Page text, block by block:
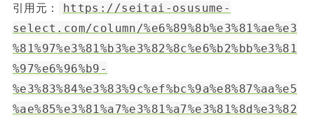
引用元：
https://seitai-osusume-
select.com/column/%e6%89%8b%e3%81%ae%e3
%81%97%e3%81%b3%e3%82%8c%e6%b2%bb%e3%81
%97%e6%96%b9-
%e3%83%84%e3%83%9c%ef%bc%9a%e8%87%aa%e5
%ae%85%e3%81%a7%e3%81%a7%e3%81%8d%e3%82